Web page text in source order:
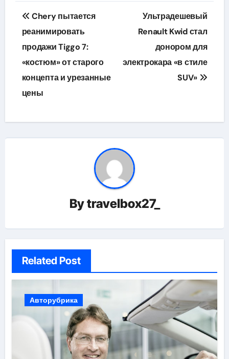
Навигация
по
записям
Chery пытается
реанимировать
продажи Tiggo 7:
«костюм» от старого
концепта и урезанные
цены
Ультрадешевый
Renault Kwid стал
донором для
электрокара «в стиле
SUV»
Bytravelbox27_
Related Post
Авторубрика